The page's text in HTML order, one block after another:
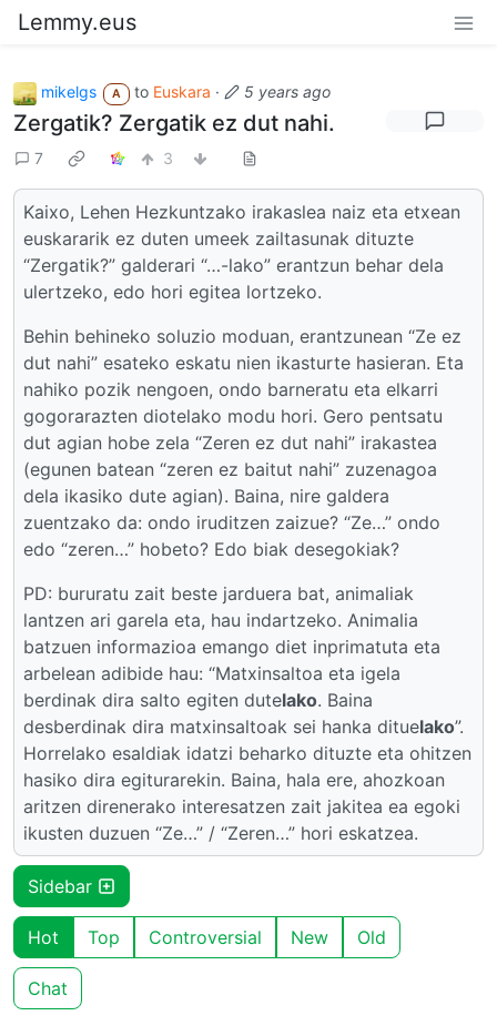
Lemmy.eus
mikelgs A to Euskara · 5 years ago
Zergatik? Zergatik ez dut nahi.
7 3
Kaixo, Lehen Hezkuntzako irakaslea naiz eta etxean
euskararik ez duten umeek zailtasunak dituzte
“Zergatik?” galderari “…-lako” erantzun behar dela
ulertzeko, edo hori egitea lortzeko.
Behin behineko soluzio moduan, erantzunean “Ze ez
dut nahi” esateko eskatu nien ikasturte hasieran. Eta
nahiko pozik nengoen, ondo barneratu eta elkarri
gogorarazten diotelako modu hori. Gero pentsatu
dut agian hobe zela “Zeren ez dut nahi” irakastea
(egunen batean “zeren ez baitut nahi” zuzenagoa
dela ikasiko dute agian). Baina, nire galdera
zuentzako da: ondo iruditzen zaizue? “Ze…” ondo
edo “zeren…” hobeto? Edo biak desegokiak?
PD: bururatu zait beste jarduera bat, animaliak
lantzen ari garela eta, hau indartzeko. Animalia
batzuen informazioa emango diet inprimatuta eta
arbelean adibide hau: “Matxinsaltoa eta igela
berdinak dira salto egiten dutelako. Baina
desberdinak dira matxinsaltoak sei hanka dituelako”.
Horrelako esaldiak idatzi beharko dituzte eta ohitzen
hasiko dira egiturarekin. Baina, hala ere, ahozkoan
aritzen direnerako interesatzen zait jakitea ea egoki
ikusten duzuen “Ze…” / “Zeren…” hori eskatzea.
Sidebar
Hot Top Controversial New Old
Chat